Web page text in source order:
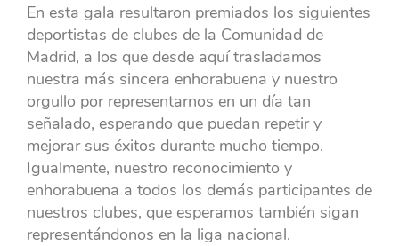
En esta gala resultaron premiados los siguientes
deportistas de clubes de la Comunidad de
Madrid, a los que desde aquí trasladamos
nuestra más sincera enhorabuena y nuestro
orgullo por representarnos en un día tan
señalado, esperando que puedan repetir y
mejorar sus éxitos durante mucho tiempo.
Igualmente, nuestro reconocimiento y
enhorabuena a todos los demás participantes de
nuestros clubes, que esperamos también sigan
representándonos en la liga nacional.